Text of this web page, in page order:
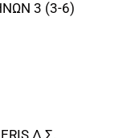
3 (3-6)